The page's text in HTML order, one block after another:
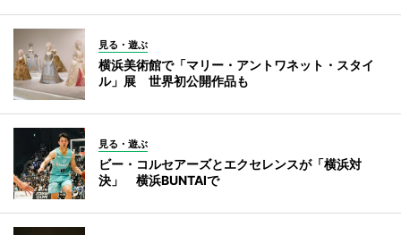
見る・遊ぶ
横浜美術館で「マリー・アントワネット・スタイ
ル」展 世界初公開作品も
見る・遊ぶ
ビー・コルセアーズとエクセレンスが「横浜対
決」 横浜BUNTAIで